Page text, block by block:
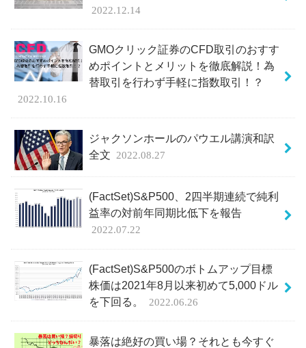
2022.12.14
GMOクリック証券のCFD取引のおすす
めポイントとメリットを徹底解説！為
替取引を行わず手軽に指数取引！？
2022.10.16
ジャクソンホールのパウエル講演和訳
全文
2022.08.27
(FactSet)S&P500、2四半期連続で純利
益率の対前年同期比低下を報告
2022.07.22
(FactSet)S&P500のボトムアップ目標
株価は2021年8月以来初めて5,000ドル
を下回る。
2022.06.26
暴落は絶好の買い場？それとも今すぐ